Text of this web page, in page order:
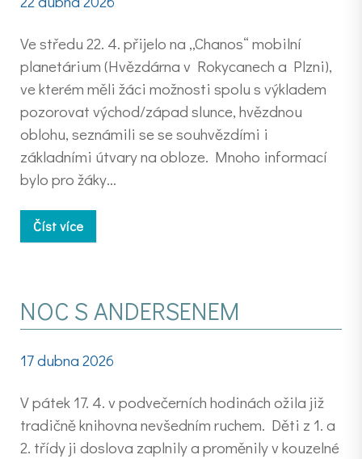
Ve středu 22. 4. přijelo na „Chanos“ mobilní
planetárium (Hvězdárna v Rokycanech a Plzni),
ve kterém měli žáci možnosti spolu s výkladem
pozorovat východ/západ slunce, hvězdnou
oblohu, seznámili se se souhvězdími i
základními útvary na obloze. Mnoho informací
bylo pro žáky…
Číst více
NOC S ANDERSENEM
17 dubna 2026
V pátek 17. 4. v podvečerních hodinách ožila již
tradičně knihovna nevšedním ruchem. Děti z 1. a
2. třídy ji doslova zaplnily a proměnily v kouzelné